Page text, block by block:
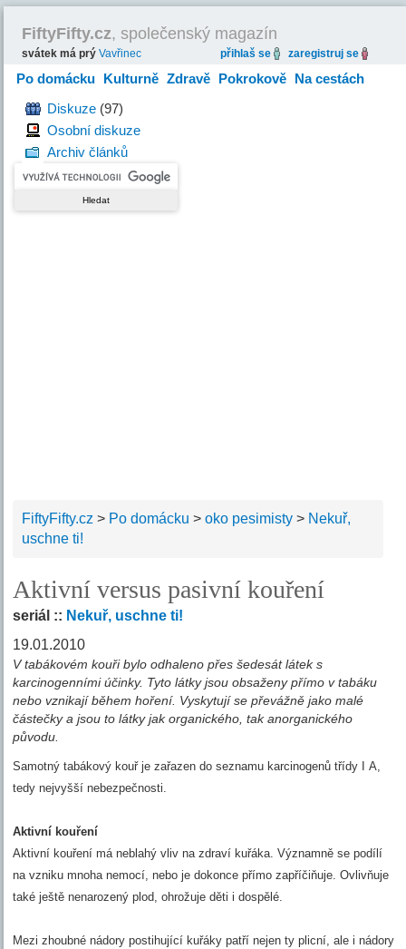
FiftyFifty.cz, společenský magazín
svátek má prýVavřinec přihlaš se zaregistruj se
Po domácku Kulturně Zdravě Pokrokově Na cestách
HravěDiskuze (97)
Osobní diskuze
Archiv článků
FiftyFifty.cz > Po domácku >oko pesimisty > Nekuř,
uschne ti!
Aktivní versus pasivní kouření
seriál :: Nekuř, uschne ti!
19.01.2010
V tabákovém kouři bylo odhaleno přes šedesát látek s
karcinogenními účinky. Tyto látky jsou obsaženy přímo v tabáku
nebo vznikají během hoření. Vyskytují se převážně jako malé
částečky a jsou to látky jak organického, tak anorganického
původu.
Samotný tabákový kouř je zařazen do seznamu karcinogenů třídy I A,
tedy nejvyšší nebezpečnosti.
Aktivní kouření
Aktivní kouření má neblahý vliv na zdraví kuřáka. Významně se podílí
na vzniku mnoha nemocí, nebo je dokonce přímo zapříčiňuje. Ovlivňuje
také ještě nenarozený plod, ohrožuje děti i dospělé.
Mezi zhoubné nádory postihující kuřáky patří nejen ty plicní, ale i nádory